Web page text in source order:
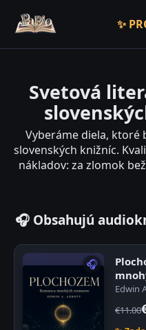
✨
Svetová
Vyberáme diela, ktoré
slovenských knižníc.
nákladov: za zlomok
🎧 Obsahujú
🎧
Edwin
€11.00